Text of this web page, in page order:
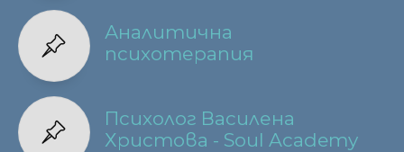
Аналитична
психотерапия
Психолог Василена
Христова - Soul Academy